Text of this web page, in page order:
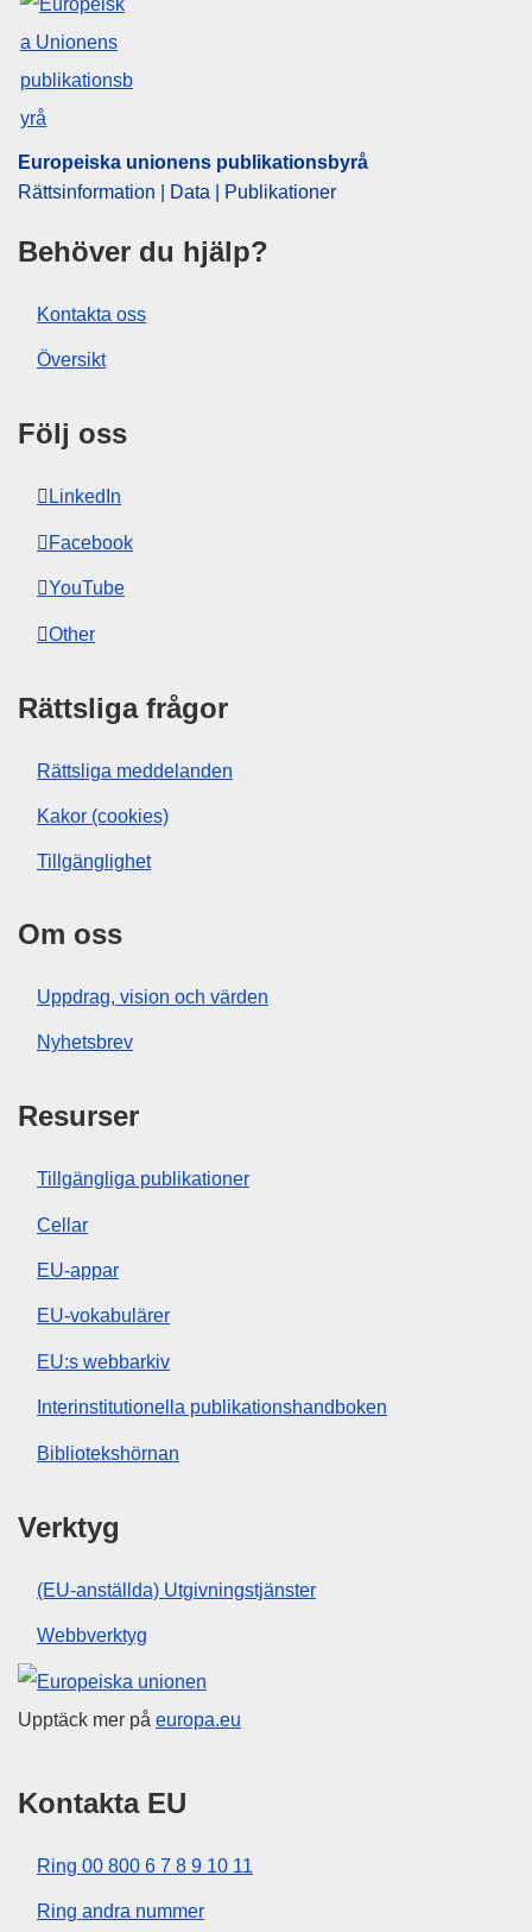
från EU-rätten
CELEX : 32024R1288
ELI :reg_impl/2024/1288/oj
IMMC : C(2024)2839/3282909
pdfa2a
Europeiska unionens publikationsbyrå
Rättsinformation | Data | Publikationer
Behöver du hjälp?
Kontakta oss
Översikt
Följ oss
LinkedIn
Facebook
YouTube
Other
Rättsliga frågor
Rättsliga meddelanden
Kakor (cookies)
Tillgänglighet
Om oss
Uppdrag, vision och värden
Nyhetsbrev
Resurser
Tillgängliga publikationer
Cellar
EU-appar
EU-vokabulärer
EU:s webbarkiv
Interinstitutionella publikationshandboken
Bibliotekshörnan
Verktyg
(EU-anställda) Utgivningstjänster
Webbverktyg
Europeiska unionen
Upptäck mer på europa.eu
Kontakta EU
Ring 00 800 6 7 8 9 10 11
Ring andra nummer